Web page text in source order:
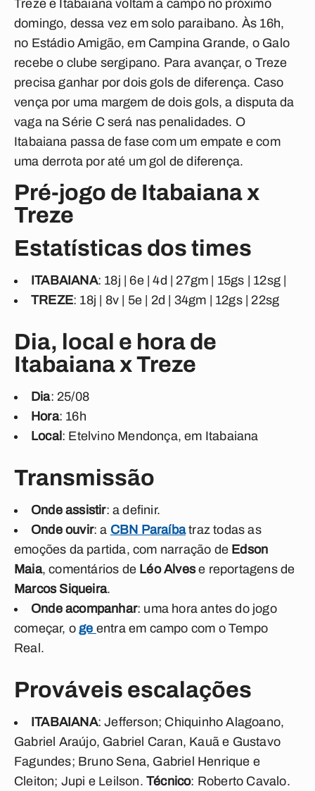
Treze e Itabaiana voltam a campo no próximo
domingo, dessa vez em solo paraibano. Às 16h,
no Estádio Amigão, em Campina Grande, o Galo
recebe o clube sergipano. Para avançar, o Treze
precisa ganhar por dois gols de diferença. Caso
vença por uma margem de dois gols, a disputa da
vaga na Série C será nas penalidades. O
Itabaiana passa de fase com um empate e com
uma derrota por até um gol de diferença.
Pré-jogo de Itabaiana x
Treze
Estatísticas dos times
ITABAIANA: 18j | 6e | 4d | 27gm | 15gs | 12sg |
TREZE: 18j | 8v | 5e | 2d | 34gm | 12gs | 22sg
Dia, local e hora de
Itabaiana x Treze
Dia: 25/08
Hora: 16h
Local : Etelvino Mendonça, em Itabaiana
Transmissão
Onde assistir: a definir.
Onde ouvir: a CBN Paraíbatraz todas as
emoções da partida, com narração de Edson
Maia, comentários de Léo Alvese reportagens de
Marcos Siqueira.
Onde acompanhar: uma hora antes do jogo
começar, oge entra em campo com o Tempo
Real.
Prováveis escalações
ITABAIANA: Jefferson; Chiquinho Alagoano,
Gabriel Araújo, Gabriel Caran, Kauã e Gustavo
Fagundes; Bruno Sena, Gabriel Henrique e
Cleiton; Jupi e Leilson. Técnico: Roberto Cavalo.